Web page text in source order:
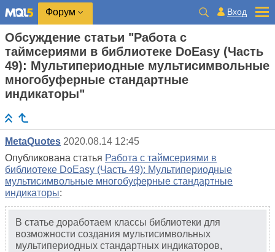
Форум Вход
Обсуждение статьи "Работа с
таймсериями в библиотеке DoEasy (Часть
49): Мультипериодные мультисимвольные
многобуферные стандартные
индикаторы"
MetaQuotes 2020.08.14 12:45
Опубликована статья Работа с таймсериями в
библиотеке DoEasy (Часть 49): Мультипериодные
мультисимвольные многобуферные стандартные
индикаторы:
В статье доработаем классы библиотеки для
возможности создания мультисимвольных
мультипериодных стандартных индикаторов,